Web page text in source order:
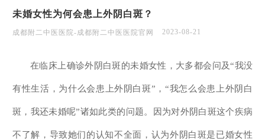
未婚女性为何会患上外阴白斑？
成都附二中医医院-成都附二中医医院官网 2023-08-21
在临床上确诊外阴白斑的未婚女性，大多都会问及“我没
有性生活，为什么会患上外阴白斑”，“我怎么会患上外阴白
斑，我还未婚呢”诸如此类的问题。因为对外阴白斑这个疾病
不了解，导致她们的认知不全面，认为外阴白斑是已婚女性